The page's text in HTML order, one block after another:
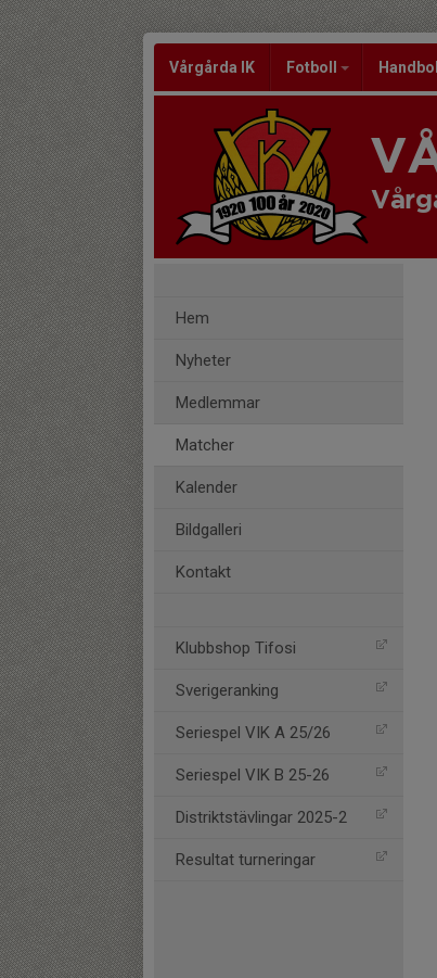
Vårgårda IK Fotboll Handboll
Hem
Nyheter
Medlemmar
Matcher
Kalender
Bildgalleri
Kontakt
Klubbshop Tifosi
Sverigeranking
Seriespel VIK A 25/26
Seriespel VIK B 25-26
Distriktstävlingar 2025-2
Resultat turneringar